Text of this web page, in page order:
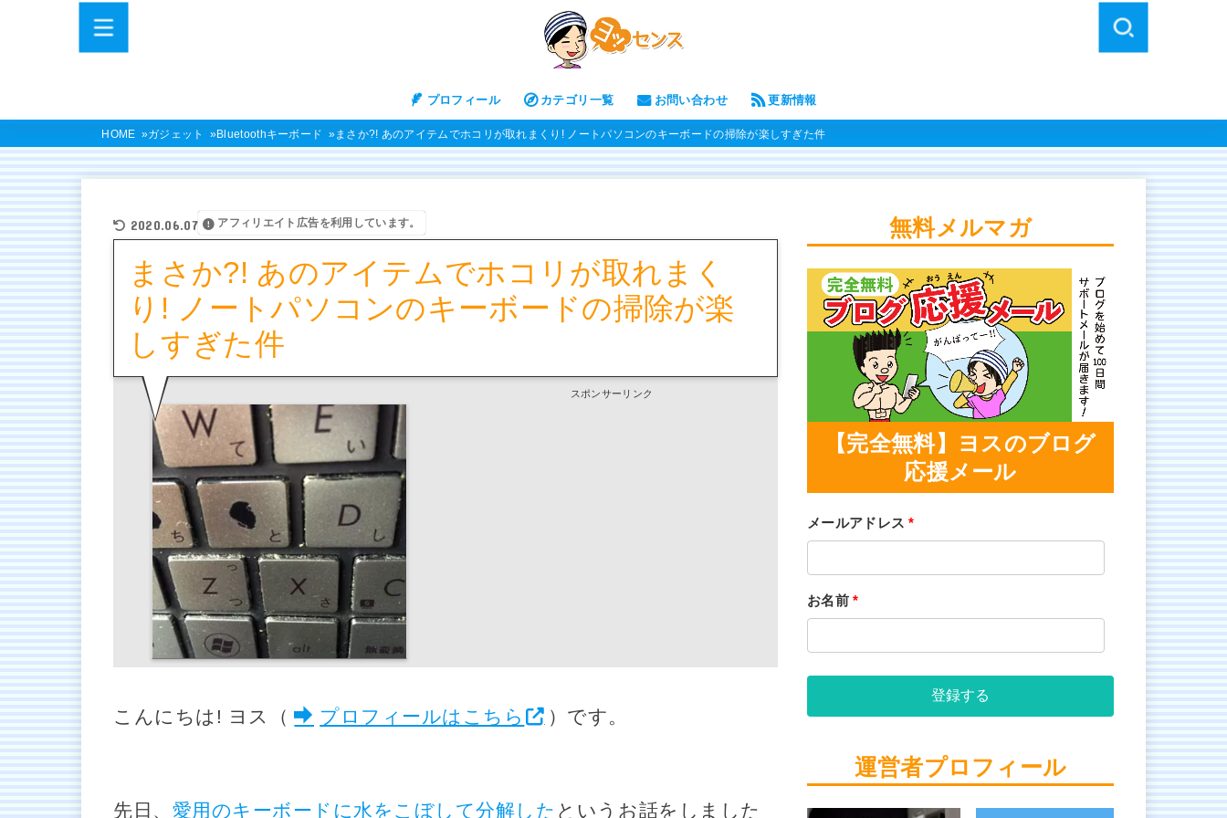
プロフィール カテゴリ一覧 お問い合わせ 更新情報
HOME ガジェット Bluetoothキーボード まさか?! あのアイテムでホコリが取れまくり! ノートパソコンのキーボードの掃除が楽しすぎた件
2020.06.07 アフィリエイト広告を利用しています。
まさか?! あのアイテムでホコリが取れまく
り! ノートパソコンのキーボードの掃除が楽
しすぎた件
スポンサーリンク
こんにちは! ヨス（ プロフィールはこちら ）です。
先日、 愛用のキーボードに水をこぼして分解した というお話をしました
無料メルマガ
【完全無料】ヨスのブログ
応援メール
メールアドレス*
お名前*
登録する
運営者プロフィール